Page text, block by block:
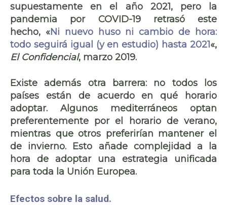
supuestamente en el año 2021, pero la
pandemia por COVID-19 retrasó este
hecho, «Ni nuevo huso ni cambio de hora:
todo seguirá igual (y en estudio) hasta 2021«,
El Confidencial, marzo 2019.
Existe además otra barrera: no todos los
países están de acuerdo enqué horario
adoptar. Algunos mediterráneos optan
preferentemente por el horario de verano,
mientras que otros preferirían mantener el
de invierno. Esto añade complejidad a la
hora de adoptar una estrategia unificada
para toda la Unión Europea.
Efectos sobre la salud.